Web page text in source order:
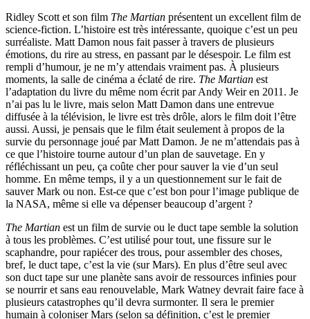
Ridley Scott et son film The Martian présentent un excellent film de
science-fiction. L’histoire est très intéressante, quoique c’est un peu
surréaliste. Matt Damon nous fait passer à travers de plusieurs
émotions, du rire au stress, en passant par le désespoir. Le film est
rempli d’humour, je ne m’y attendais vraiment pas. À plusieurs
moments, la salle de cinéma a éclaté de rire. The Martian est
l’adaptation du livre du même nom écrit par Andy Weir en 2011. Je
n’ai pas lu le livre, mais selon Matt Damon dans une entrevue
diffusée à la télévision, le livre est très drôle, alors le film doit l’être
aussi. Aussi, je pensais que le film était seulement à propos de la
survie du personnage joué par Matt Damon. Je ne m’attendais pas à
ce que l’histoire tourne autour d’un plan de sauvetage. En y
réfléchissant un peu, ça coûte cher pour sauver la vie d’un seul
homme. En même temps, il y a un questionnement sur le fait de
sauver Mark ou non. Est-ce que c’est bon pour l’image publique de
la NASA, même si elle va dépenser beaucoup d’argent ?
The Martian est un film de survie ou le duct tape semble la solution
à tous les problèmes. C’est utilisé pour tout, une fissure sur le
scaphandre, pour rapiécer des trous, pour assembler des choses,
bref, le duct tape, c’est la vie (sur Mars). En plus d’être seul avec
son duct tape sur une planète sans avoir de ressources infinies pour
se nourrir et sans eau renouvelable, Mark Watney devrait faire face à
plusieurs catastrophes qu’il devra surmonter. Il sera le premier
humain à coloniser Mars (selon sa définition, c’est le premier